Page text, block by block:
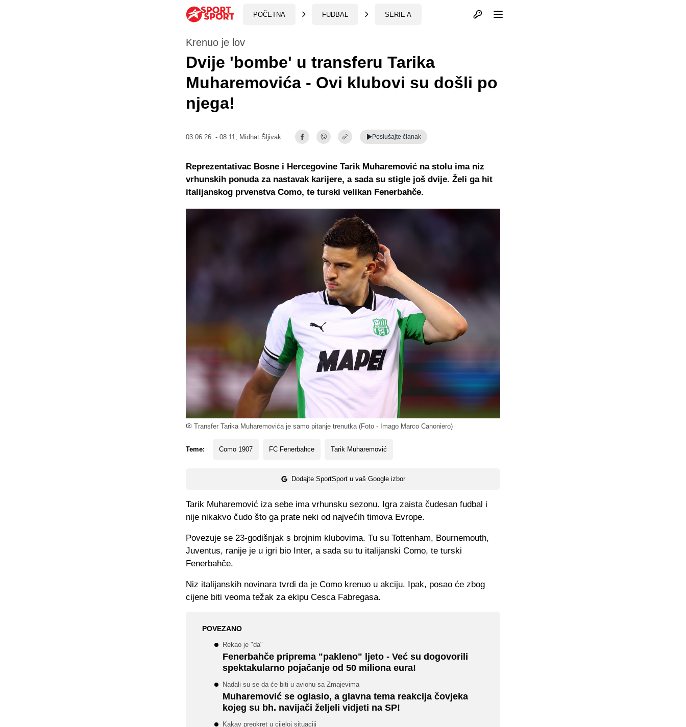
POČETNA FUDBAL SERIE A Otvori profil
Transfer Tarika Muharemovića je samo pitanje trenutka (Foto - Imago Marco Canoniero)
Krenuo je lov
Dvije 'bombe' u transferu Tarika
Muharemovića - Ovi klubovi su došli po
njega!
03.06.26. - 08:11, Midhat Šljivak Poslušajte članak
Teme: Como 1907 FC Fenerbahce Tarik Muharemović
Dodajte SportSport u vaš Google izbor
Reprezentativac Bosne i Hercegovine Tarik Muharemović na stolu ima niz
vrhunskih ponuda za nastavak karijere, a sada su stigle još dvije. Želi ga hit
italijanskog prvenstva Como, te turski velikan Fenerbahče.
Tarik Muharemović iza sebe ima vrhunsku sezonu. Igra zaista čudesan fudbal i
nije nikakvo čudo što ga prate neki od najvećih timova Evrope.
Povezuje se 23-godišnjak s brojnim klubovima. Tu su Tottenham, Bournemouth,
Juventus, ranije je u igri bio Inter, a sada su tu italijanski Como, te turski
Fenerbahče.
Niz italijanskih novinara tvrdi da je Como krenuo u akciju. Ipak, posao će zbog
cijene biti veoma težak za ekipu Cesca Fabregasa.
POVEZANO
Rekao je "da"
Fenerbahče priprema "pakleno" ljeto - Već su dogovorili
spektakularno pojačanje od 50 miliona eura!
Nadali su se da će biti u avionu sa Zmajevima
Muharemović se oglasio, a glavna tema reakcija čovjeka
kojeg su bh. navijači željeli vidjeti na SP!
Kakav preokret u cijeloj situaciji